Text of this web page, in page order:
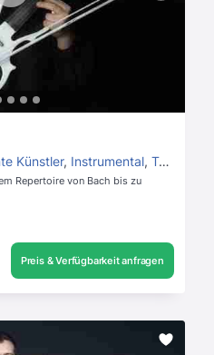
Künstler, Instrumental, Talentshow Kandidaten
Repertoire von Bach bis zu
Preis & Verfügbarkeit anfragen